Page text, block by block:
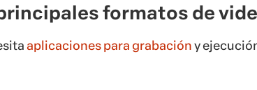
formatos de
aplicaciones para grabacióny